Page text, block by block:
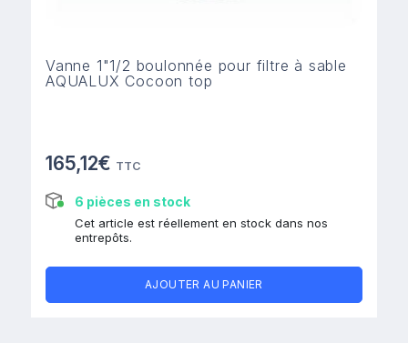
Vanne 1"1/2 boulonnée pour filtre à sable
AQUALUX Cocoon top
165,12€ TTC
6 pièces en stock
Cet article est réellement en stock dans nos
entrepôts.
AJOUTER AU PANIER